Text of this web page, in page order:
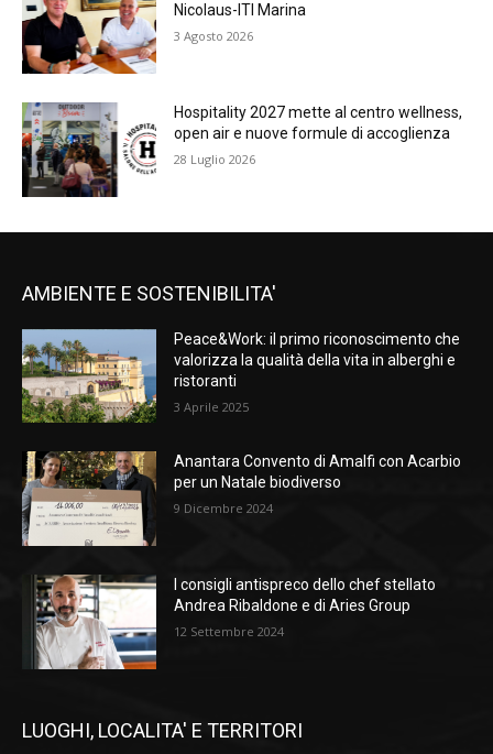
Nicolaus-ITI Marina
3 Agosto 2026
Hospitality 2027 mette al centro wellness,
open air e nuove formule di accoglienza
28 Luglio 2026
AMBIENTE E SOSTENIBILITA'
Peace&Work: il primo riconoscimento che
valorizza la qualità della vita in alberghi e
ristoranti
3 Aprile 2025
Anantara Convento di Amalfi con Acarbio
per un Natale biodiverso
9 Dicembre 2024
I consigli antispreco dello chef stellato
Andrea Ribaldone e di Aries Group
12 Settembre 2024
LUOGHI, LOCALITA' E TERRITORI